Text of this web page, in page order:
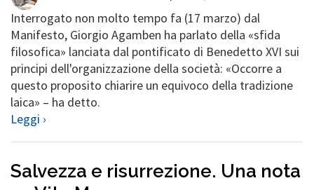
Interrogato non molto tempo fa (17 marzo) dal
Manifesto, Giorgio Agamben ha parlato della «sfida
filosofica» lanciata dal pontificato di Benedetto XVI sui
principi dell'organizzazione della società: «Occorre a
questo proposito chiarire un equivoco della tradizione
laica» – ha detto.
Leggi ›
Salvezza e risurrezione. Una nota